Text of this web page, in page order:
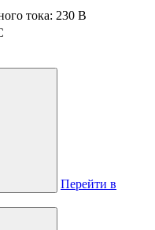
тока: 230 В
Перейти в